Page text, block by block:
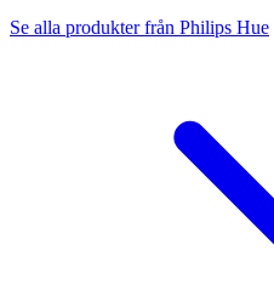
Se alla produkter från Philips Hue